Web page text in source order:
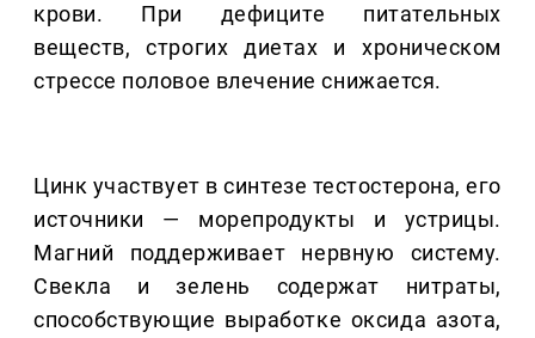
крови. При дефиците питательных
веществ, строгих диетах и хроническом
стрессе половое влечение снижается.
Цинк участвует в синтезе тестостерона, его
источники — морепродукты и устрицы.
Магний поддерживает нервную систему.
Свекла и зелень содержат нитраты,
способствующие выработке оксида азота,